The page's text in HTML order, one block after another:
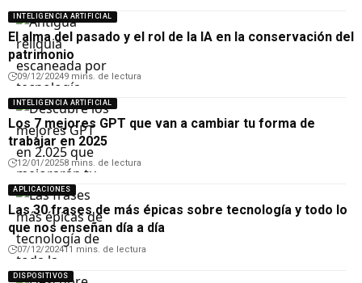
INTELIGENCIA ARTIFICIAL
El alma del pasado y el rol de la IA en la conservación del
patrimonio
09/12/20249 mins. de lectura
INTELIGENCIA ARTIFICIAL
Los 7 mejores GPT que van a cambiar tu forma de
trabajar en 2025
12/01/20258 mins. de lectura
APLICACIONES
Las 30 frases de más épicas sobre tecnología y todo lo
que nos enseñan día a día
07/12/202411 mins. de lectura
DISPOSITIVOS